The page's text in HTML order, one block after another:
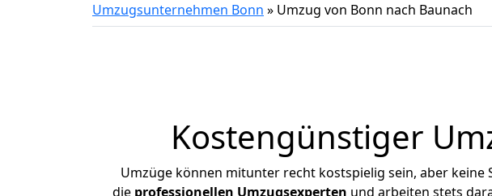
Umzugsunternehmen Bonn » Umzug von Bonn nach Baunach
Kostengünstiger
Umzüge können mitunter recht kostspielig sein, aber keine
die professionellen Umzugsexperten und arbeiten stets